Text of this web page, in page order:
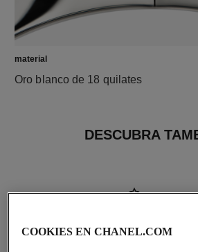
material
Oro blanco de 18 quilates
DESCUBRA
COOKIES EN CHANEL.COM